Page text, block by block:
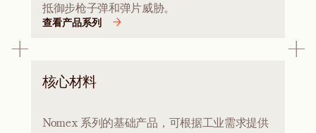
抵御步枪子弹和弹片威胁。
查看产品系列
核心材料
Nomex 系列的基础产品，可根据工业需求提供